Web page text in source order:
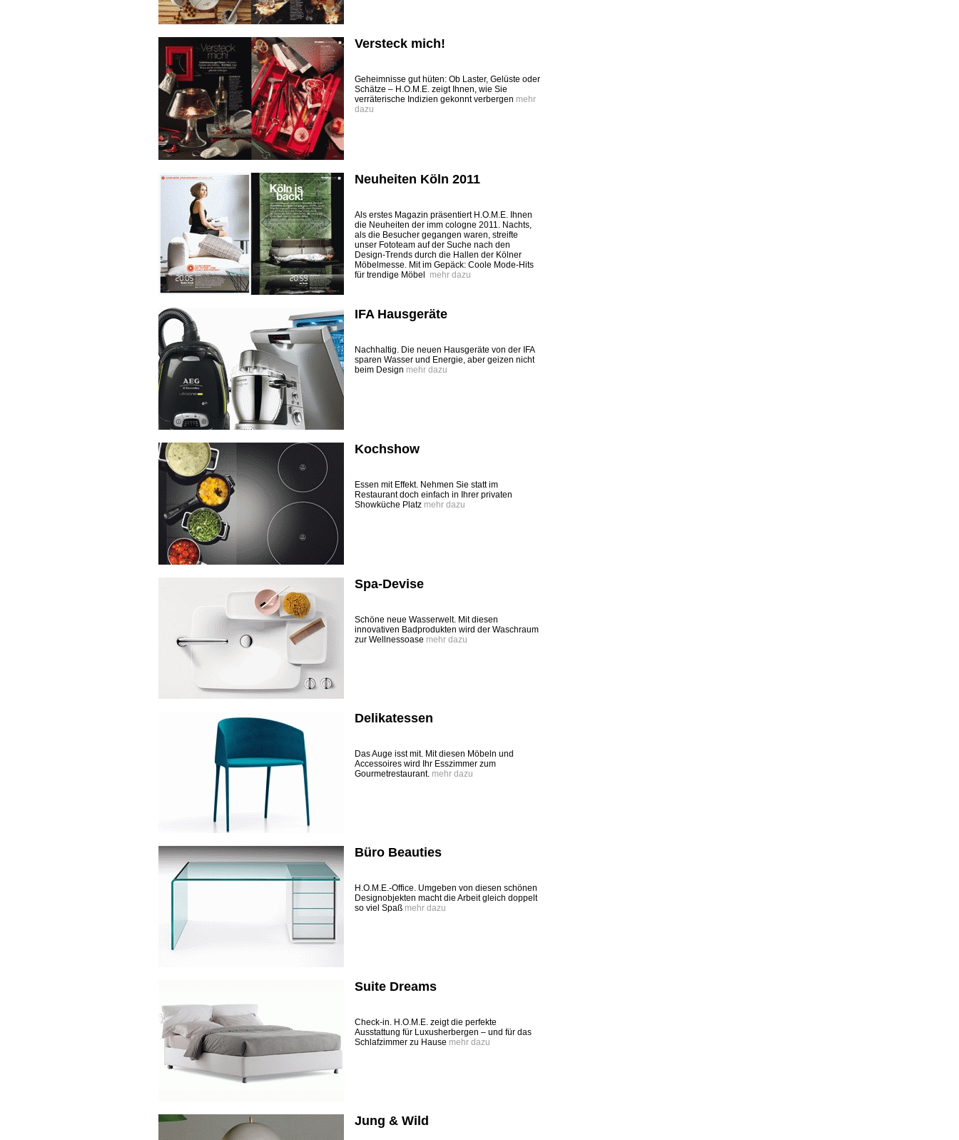
Versteck mich!
Geheimnisse gut hüten: Ob Laster, Gelüste oder
Schätze – H.O.M.E. zeigt Ihnen, wie Sie
verräterische Indizien gekonnt verbergen mehr
dazu
Neuheiten Köln 2011
Als erstes Magazin präsentiert H.O.M.E. Ihnen
die ­Neuheiten der imm cologne 2011. Nachts,
als die Besucher gegangen waren, streifte
unser Fototeam auf der Suche nach den
Design-Trends durch die ­Hallen der Kölner
Möbelmesse. Mit im Gepäck: Coole Mode-Hits
für trendige Möbel mehr dazu
IFA Hausgeräte
Nachhaltig. Die neuen Hausgeräte von der IFA
sparen Wasser und Energie, aber geizen nicht
beim Design mehr dazu
Kochshow
Essen mit Effekt. Nehmen Sie statt im
Restaurant doch einfach in Ihrer privaten
Showküche Platz mehr dazu
Spa-Devise
Schöne neue Wasserwelt. Mit diesen
innovativen Badprodukten wird der Waschraum
zur Wellnessoase mehr dazu
Delikatessen
Das Auge isst mit. Mit diesen Möbeln und
Accessoires wird Ihr Esszimmer zum
Gourmetrestaurant. mehr dazu
Büro Beauties
H.O.M.E.-Office. Umgeben von diesen schönen
Designobjekten macht die Arbeit gleich doppelt
so viel Spaß mehr dazu
Suite Dreams
Check-in. H.O.M.E. zeigt die perfekte
Ausstattung für Luxusherbergen – und für das
Schlafzimmer zu Hause mehr dazu
Jung & Wild